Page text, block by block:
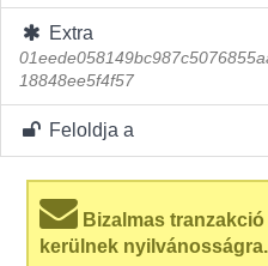
Extra
18848ee5f4f57
Feloldja a
Bizalmas
kerülnek nyilvánosságra.